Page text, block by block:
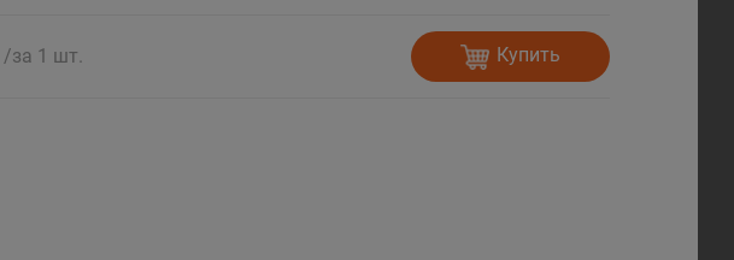
/за 1 шт. Купить